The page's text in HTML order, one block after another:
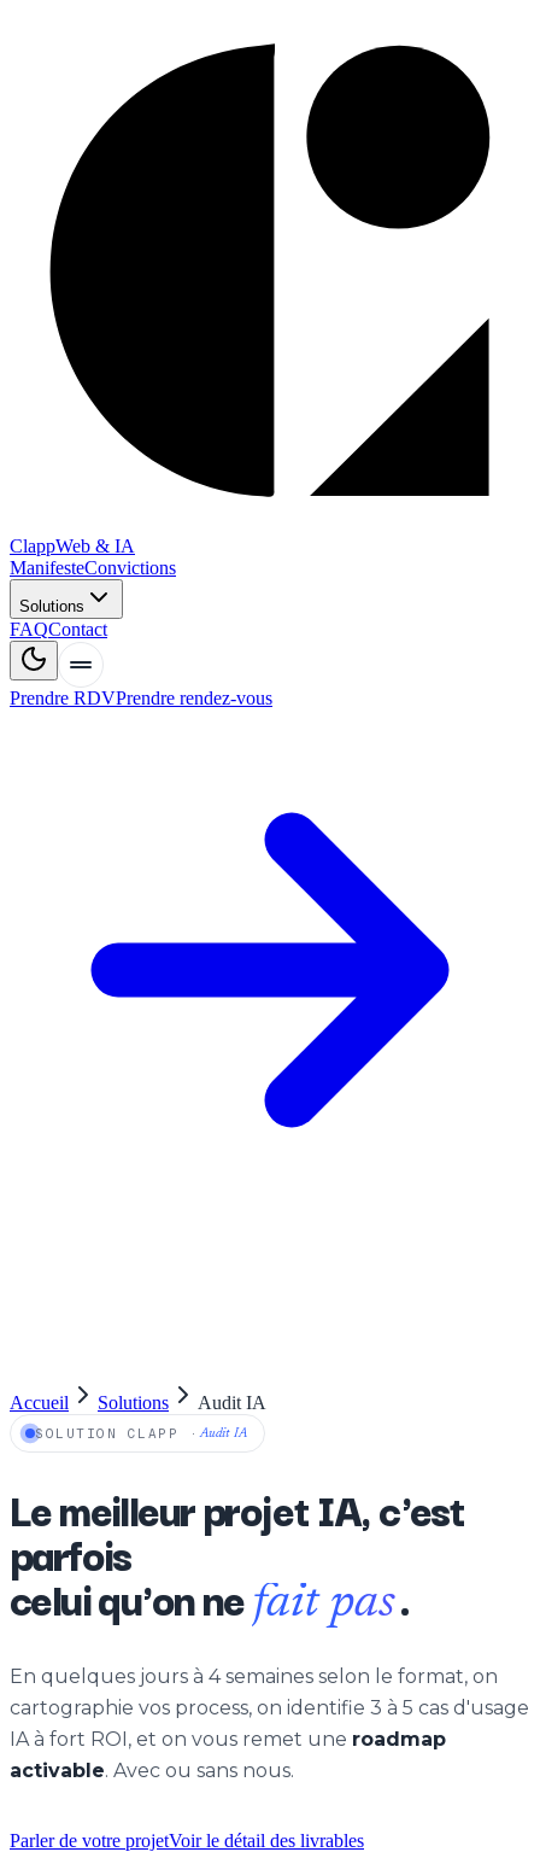
ClappWeb & IA
ManifesteConvictions
Solutions
FAQContact
Prendre RDVPrendre rendez-vous
Accueil Solutions Audit IA
SOLUTION CLAPP ·Audit IA
Le meilleur projet IA, c'est
parfois
celui qu'on ne fait pas.
En quelques jours à 4 semaines selon le format, on
cartographie vos process, on identifie 3 à 5 cas d'usage
IA à fort ROI, et on vous remet une roadmap
activable. Avec ou sans nous.
Parler de votre projetVoir le détail des livrables